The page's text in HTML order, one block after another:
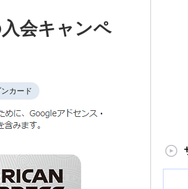
会キャンペ
カード